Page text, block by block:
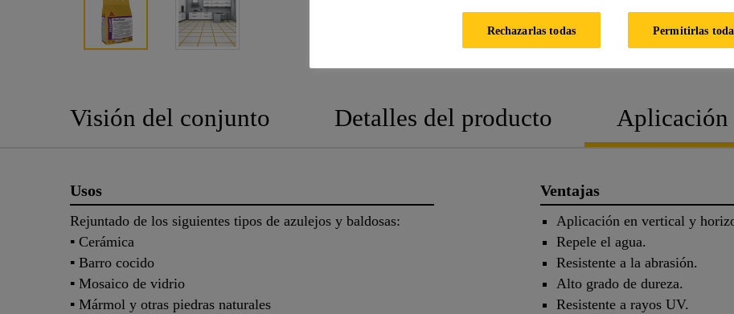
FICHA
TÉCNICA
FICHA DE
SEGURIDAD
Visión del conjunto Detalles del producto Aplicación
Usos
Rejuntado de los siguientes tipos de azulejos y baldosas:
▪ Cerámica
▪ Barro cocido
▪ Mosaico de vidrio
▪ Mármol y otras piedras naturales
Ventajas
Aplicación en vertical y
Repele el agua.
Resistente a la abrasión.
Alto grado de dureza.
Resistente a rayos UV.
Rechazarlas todas Permitirlas